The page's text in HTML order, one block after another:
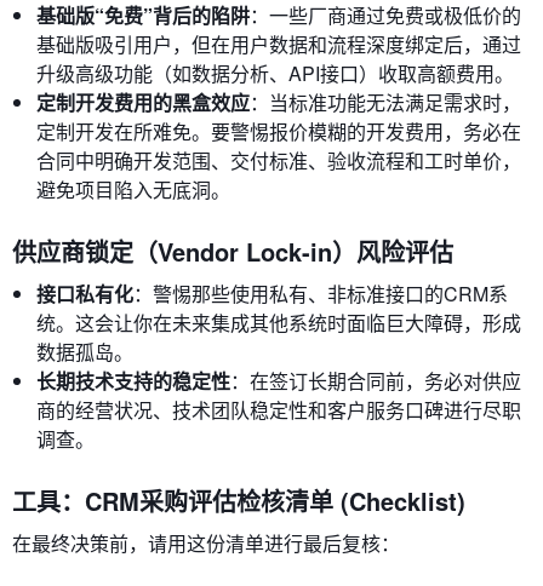
基础版“免费”背后的陷阱：一些厂商通过免费或极低价的
基础版吸引用户，但在用户数据和流程深度绑定后，通过
升级高级功能（如数据分析、API接口）收取高额费用。
定制开发费用的黑盒效应：当标准功能无法满足需求时，
定制开发在所难免。要警惕报价模糊的开发费用，务必在
合同中明确开发范围、交付标准、验收流程和工时单价，
避免项目陷入无底洞。
供应商锁定（Vendor Lock-in）风险评估
接口私有化：警惕那些使用私有、非标准接口的CRM系
统。这会让你在未来集成其他系统时面临巨大障碍，形成
数据孤岛。
长期技术支持的稳定性：在签订长期合同前，务必对供应
商的经营状况、技术团队稳定性和客户服务口碑进行尽职
调查。
工具：CRM采购评估检核清单 (Checklist)
在最终决策前，请用这份清单进行最后复核：